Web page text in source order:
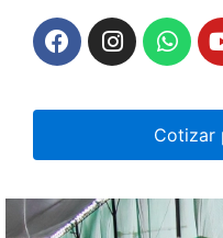
Cotizar